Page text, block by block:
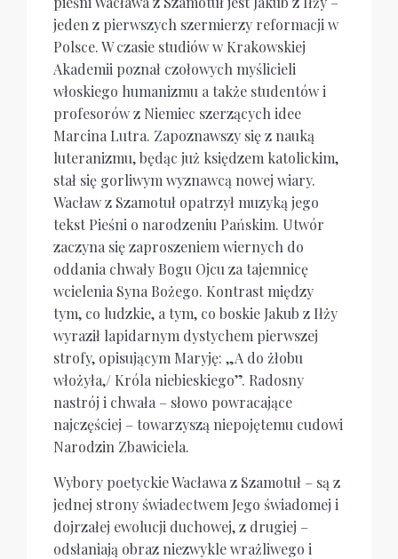
jeden z pierwszych szermierzy reformacji w
Polsce. W czasie studiów w Krakowskiej
Akademii poznał czołowych myślicieli
włoskiego humanizmu a także studentów i
profesorów z Niemiec szerzących idee
Marcina Lutra. Zapoznawszy się z nauką
luteranizmu, będąc już księdzem katolickim,
stał się gorliwym wyznawcą nowej wiary.
Wacław z Szamotuł opatrzył muzyką jego
tekst Pieśni o narodzeniu Pańskim. Utwór
zaczyna się zaproszeniem wiernych do
oddania chwały Bogu Ojcu za tajemnicę
wcielenia Syna Bożego. Kontrast między
tym, co ludzkie, a tym, co boskie Jakub z Iłży
wyraził lapidarnym dystychem pierwszej
strofy, opisującym Maryję: „A do żłobu
włożyła,/ Króla niebieskiego”. Radosny
nastrój i chwała – słowo powracające
najczęściej – towarzyszą niepojętemu cudowi
Narodzin Zbawiciela.
Wybory poetyckie Wacława z Szamotuł – są z
jednej strony świadectwem Jego świadomej i
dojrzałej ewolucji duchowej, z drugiej –
odsłaniają obraz niezwykle wrażliwego i